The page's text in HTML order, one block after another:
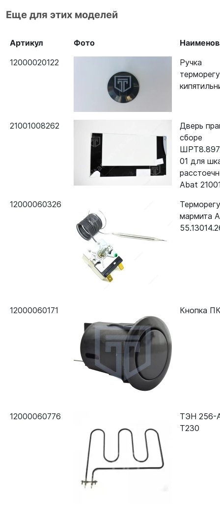
Еще для этих моделей
Артикул Фото
12000020122
Ручка
21001008262
Дверь
сборе
01 для
Abat
12000060326
мармита
12000060171 Кнопка
12000060776
ТЭН 256-
Т230